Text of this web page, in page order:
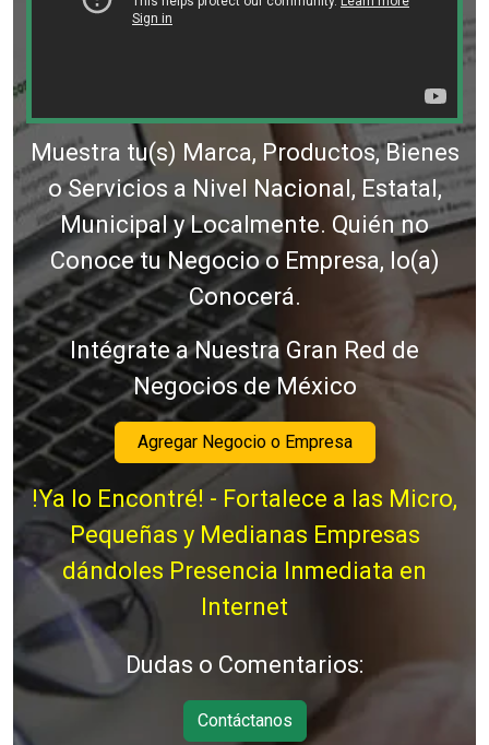
Muestra tu(s) Marca, Productos, Bienes
o Servicios a Nivel Nacional, Estatal,
Municipal y Localmente. Quién no
Conoce tu Negocio o Empresa, lo(a)
Conocerá.
Intégrate a Nuestra Gran Red de
Negocios de México
Agregar Negocio o Empresa
!Ya lo Encontré! - Fortalece a las Micro,
Pequeñas y Medianas Empresas
dándoles Presencia Inmediata en
Internet
Dudas o Comentarios:
Contáctanos